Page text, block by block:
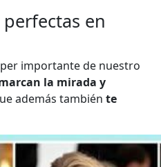
en
importante de nuestro
la mirada y
además también te